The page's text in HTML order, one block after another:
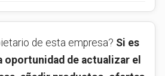
de esta empresa? Si es
oportunidad de actualizar el